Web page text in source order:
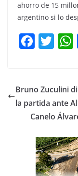
ahorro de 15
argentino si lo
F
e
b
o
o
k
T
er
Bruno Zuculini
la partida ante
Canelo